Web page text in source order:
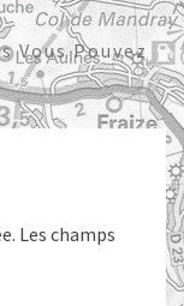
Vous Pouvez
Les champs